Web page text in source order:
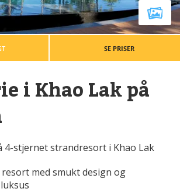
SE PRISER
i Khao Lak på
4-stjernet strandresort i Khao Lak
med smukt design og